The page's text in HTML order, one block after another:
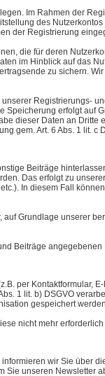
Im Rahmen der
des
der Registrierung
die für deren
im Hinblick auf das
zu sichern.
Registrierungs-
Speicherung erfolgt auf
dieser Daten an Dritte
gem. Art. 6 Abs. 1 lit.
Beiträge
Das erfolgt zu
In diesem Fall
auf Grundlage unserer
Beiträge
per Kontaktformular,
1 lit. b) DSGVO
gespeichert
nicht mehr
wir Sie über
Sie unseren